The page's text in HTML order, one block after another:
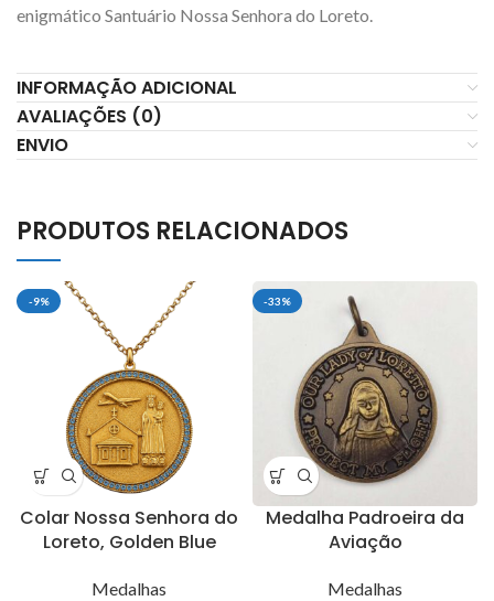
enigmático Santuário Nossa Senhora do Loreto.
INFORMAÇÃO ADICIONAL
AVALIAÇÕES (0)
ENVIO
PRODUTOS RELACIONADOS
-9%
Colar Nossa Senhora do
Loreto, Golden Blue
Medalhas
-33%
Medalha Padroeira da
Aviação
Medalhas